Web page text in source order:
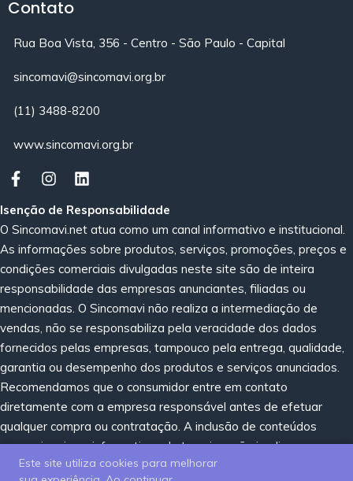
Contato
Rua Boa Vista, 356 - Centro - São Paulo - Capital
sincomavi@sincomavi.org.br
(11) 3488-8200
www.sincomavi.org.br
Isenção de Responsabilidade
O Sincomavi.net atua como um canal informativo e institucional.
As informações sobre produtos, serviços, promoções, preços e
condições comerciais divulgadas neste site são de inteira
responsabilidade das empresas anunciantes, filiadas ou
mencionadas. O Sincomavi não realiza a intermediação de
vendas, não se responsabiliza pela veracidade dos dados
fornecidos pelas empresas, tampouco pela entrega, qualidade,
garantia ou desempenho dos produtos e serviços anunciados.
Recomendamos que o consumidor entre em contato
diretamente com a empresa responsável antes de efetuar
qualquer compra ou contratação. A inclusão de conteúdos
promocionais ou informativos de terceiros não implica em
recomendação, certificação ou endosso por parte do Sincomavi.
Este site utiliza cookies para melhorar